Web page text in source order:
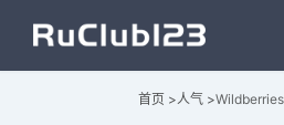
首页 >人气 >Wildberries